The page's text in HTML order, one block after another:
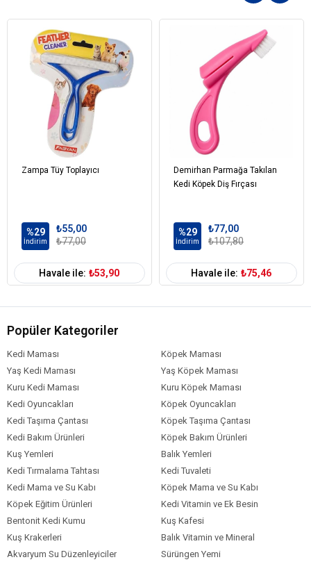
Zampa Tüy Toplayıcı
%29
İndirim
₺55,00
₺77,00
Havale ile: ₺53,90
Demirhan Parmağa Takılan
Kedi Köpek Diş Fırçası
%29
İndirim
₺77,00
₺107,80
Havale ile: ₺75,46
Popüler Kategoriler
Kedi Maması
Köpek Maması
Yaş Kedi Maması
Yaş Köpek Maması
Kuru Kedi Maması
Kuru Köpek Maması
Kedi Oyuncakları
Köpek Oyuncakları
Kedi Taşıma Çantası
Köpek Taşıma Çantası
Kedi Bakım Ürünleri
Köpek Bakım Ürünleri
Kuş Yemleri
Balık Yemleri
Kedi Tırmalama Tahtası
Kedi Tuvaleti
Kedi Mama ve Su Kabı
Köpek Mama ve Su Kabı
Köpek Eğitim Ürünleri
Kedi Vitamin ve Ek Besin
Bentonit Kedi Kumu
Kuş Kafesi
Kuş Krakerleri
Balık Vitamin ve Mineral
Akvaryum Su Düzenleyiciler
Sürüngen Yemi